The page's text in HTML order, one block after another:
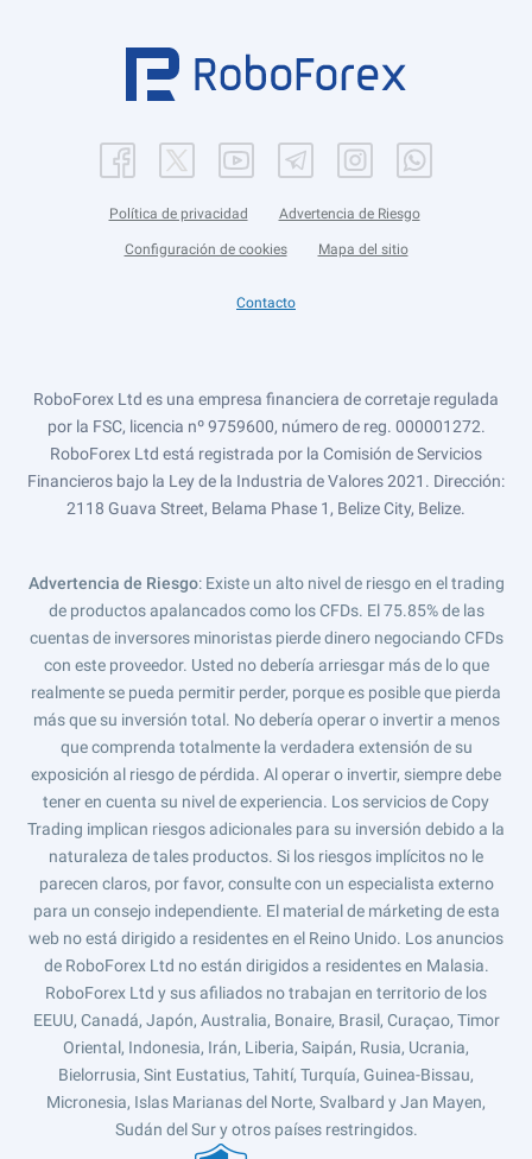
Política de privacidad Advertencia de Riesgo
Configuración de cookies Mapa del sitio
Contacto
RoboForex Ltd es una empresa financiera de corretaje regulada
por la FSC, licencia nº 9759600, número de reg. 000001272.
RoboForex Ltd está registrada por la Comisión de Servicios
Financieros bajo la Ley de la Industria de Valores 2021. Dirección:
2118 Guava Street, Belama Phase 1, Belize City, Belize.
Advertencia de Riesgo: Existe un alto nivel de riesgo en el trading
de productos apalancados como los CFDs. El 75.85% de las
cuentas de inversores minoristas pierde dinero negociando CFDs
con este proveedor. Usted no debería arriesgar más de lo que
realmente se pueda permitir perder, porque es posible que pierda
más que su inversión total. No debería operar o invertir a menos
que comprenda totalmente la verdadera extensión de su
exposición al riesgo de pérdida. Al operar o invertir, siempre debe
tener en cuenta su nivel de experiencia. Los servicios de Copy
Trading implican riesgos adicionales para su inversión debido a la
naturaleza de tales productos. Si los riesgos implícitos no le
parecen claros, por favor, consulte con un especialista externo
para un consejo independiente. El material de márketing de esta
web no está dirigido a residentes en el Reino Unido. Los anuncios
de RoboForex Ltd no están dirigidos a residentes en Malasia.
RoboForex Ltd y sus afiliados no trabajan en territorio de los
EEUU, Canadá, Japón, Australia, Bonaire, Brasil, Curaçao, Timor
Oriental, Indonesia, Irán, Liberia, Saipán, Rusia, Ucrania,
Bielorrusia, Sint Eustatius, Tahití, Turquía, Guinea-Bissau,
Micronesia, Islas Marianas del Norte, Svalbard y Jan Mayen,
Sudán del Sur y otros países restringidos.